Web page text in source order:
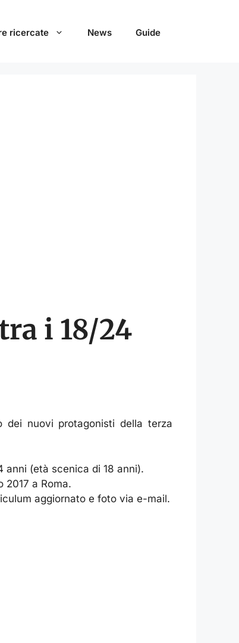
ricercate News Guide
i 18/24
nuovi protagonisti della terza
(età scenica di 18 anni).
2017 a Roma.
aggiornato e foto via e-mail.